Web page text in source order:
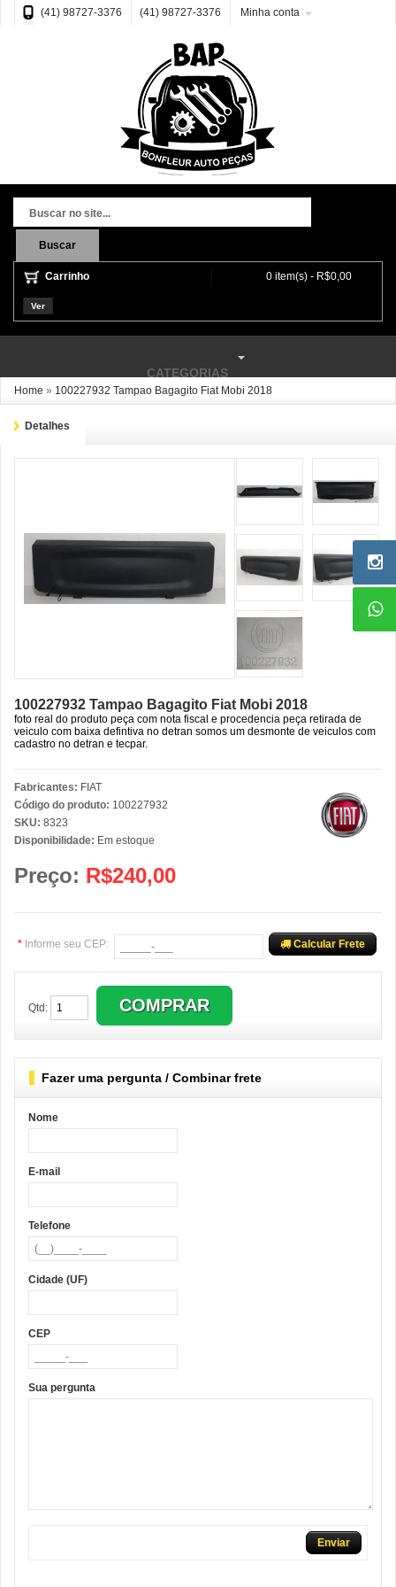
(41) 98727-3376 (41) 98727-3376 Minha conta
Buscar
Carrinho 0 item(s) - R$0,00
Ver
CATEGORIAS
Home » 100227932 Tampao Bagagito Fiat Mobi 2018
Detalhes
100227932 Tampao Bagagito Fiat Mobi 2018
foto real do produto peça com nota fiscal e procedencia peça retirada de
veiculo com baixa defintiva no detran somos um desmonte de veiculos com
cadastro no detran e tecpar.
Fabricantes: FIAT
Código do produto: 100227932
SKU: 8323
Disponibilidade: Em estoque
Preço: R$240,00
* Informe seu CEP: Calcular Frete
Qtd:
Fazer uma pergunta / Combinar frete
Nome
E-mail
Telefone
Cidade (UF)
CEP
Sua pergunta
Enviar